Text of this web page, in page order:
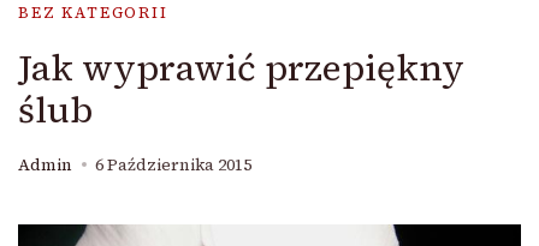
BEZ KATEGORII
Jak wyprawić przepiękny
ślub
Admin 6 Października 2015